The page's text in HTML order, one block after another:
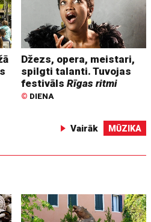
Džezs, opera, meistari,
spilgti talanti. Tuvojas
festivālsRīgas ritmi
© DIENA
Vairāk MŪZIKA